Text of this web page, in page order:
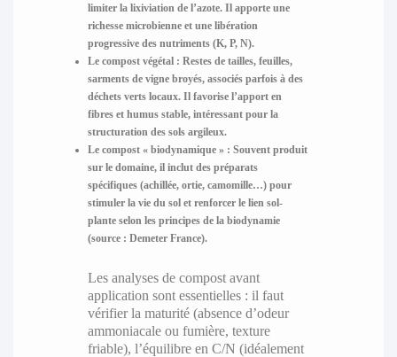
limiter la lixiviation de l’azote. Il apporte une
richesse microbienne et une libération
progressive des nutriments (K, P, N).
Le compost végétal: Restes de tailles, feuilles,
sarments de vigne broyés, associés parfois à des
déchets verts locaux. Il favorise l’apport en
fibres et humus stable, intéressant pour la
structuration des sols argileux.
Le compost « biodynamique »: Souvent produit
sur le domaine, il inclut des préparats
spécifiques (achillée, ortie, camomille…) pour
stimuler la vie du sol et renforcer le lien sol-
plante selon les principes de la biodynamie
(source : Demeter France).
Les analyses de compost avant
application sont essentielles : il faut
vérifier la maturité (absence d’odeur
ammoniacale ou fumière, texture
friable), l’équilibre en C/N (idéalement